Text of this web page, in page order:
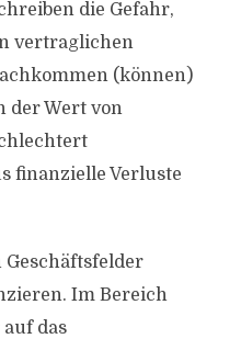
die Gefahr,
vertraglichen
(können)
der Wert von
finanzielle Verluste
Geschäftsfelder
Im Bereich
das